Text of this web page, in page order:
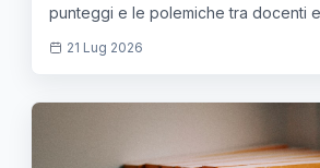
punteggi e le polemiche tra docenti
21 Lug 2026